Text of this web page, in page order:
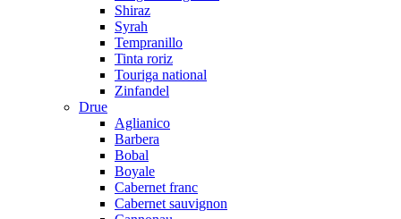
Shiraz
Syrah
Tempranillo
Tinta roriz
Touriga national
Zinfandel
Drue
Aglianico
Barbera
Bobal
Boyale
Cabernet franc
Cabernet sauvignon